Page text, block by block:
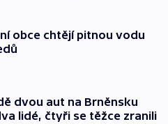
obce chtějí pitnou vodu
dvou aut na Brněnsku
lidé, čtyři se těžce zranili